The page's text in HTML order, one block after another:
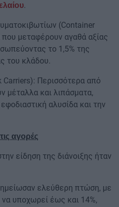
.
(Container
μεταφέρουν αγαθά αξίας
το 1,5% της
του κλάδου.
Carriers): Περισσότερα από
μέταλλα και λιπάσματα,
αλυσίδα και την
αγορές
είδηση της διάνοιξης ήταν
ελεύθερη πτώση, με
υποχωρεί έως και 14%,